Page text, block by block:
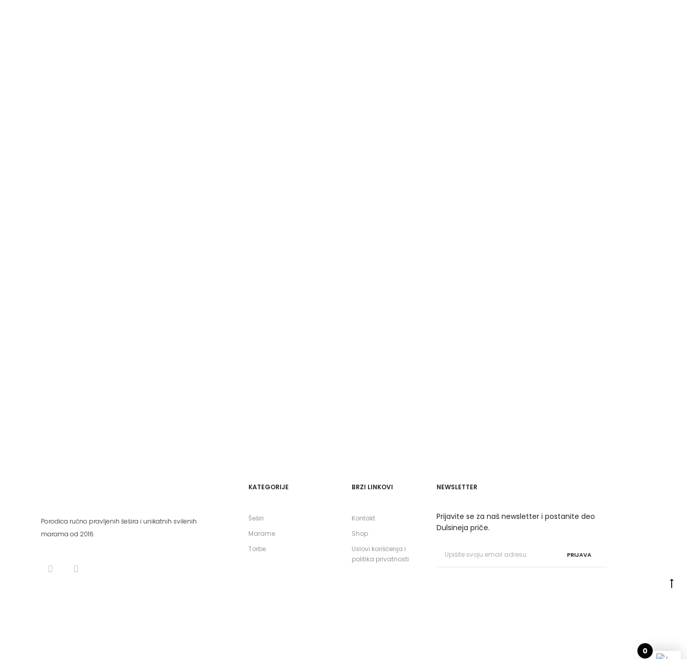
Porodica ručno pravljenih šešira i unikatnih svilenih
marama od 2016.
KATEGORIJE
Šeširi
Marame
Torbe
BRZI LINKOVI
Kontakt
Shop
Uslovi korišćenja i
politika privatnosti
NEWSLETTER
Prijavite se za naš newsletter i postanite deo
Dulsineja priče.
PRIJAVA
0